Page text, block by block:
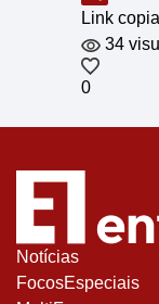
Link
34
0
Notícias
FocosEspeciais